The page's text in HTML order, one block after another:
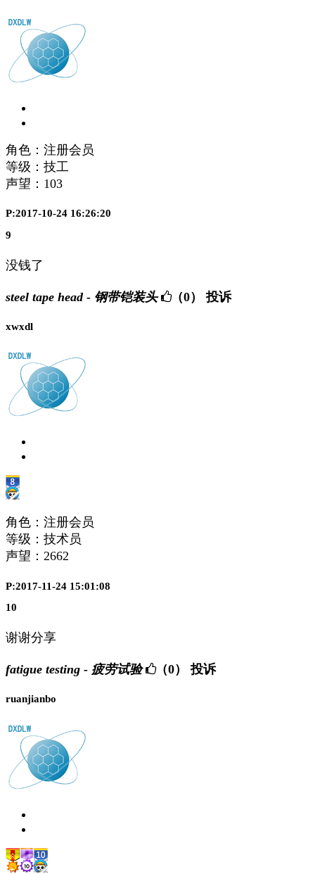
角色：注册会员
等级：技工
声望： 103
P:2017-10-24 16:26:20
9
没钱了
steel tape head - 钢带铠装头 （0） 投诉
xwxdl
角色：注册会员
等级：技术员
声望： 2662
P:2017-11-24 15:01:08
10
谢谢分享
fatigue testing - 疲劳试验 （0） 投诉
ruanjianbo